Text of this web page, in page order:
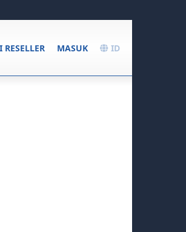
ID
MASUK
RESELLER